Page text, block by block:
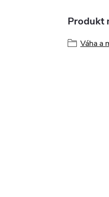
Produkt
Váha a